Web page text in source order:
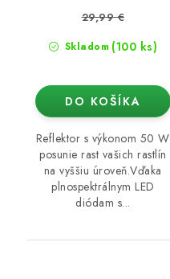
Skladom (100 ks)
29,99 €
DO KOŠÍKA
Reflektor s výkonom 50 W
posunie rast vašich rastlín
na vyššiu úroveň.Vďaka
plnospektrálnym LED
diódam s...